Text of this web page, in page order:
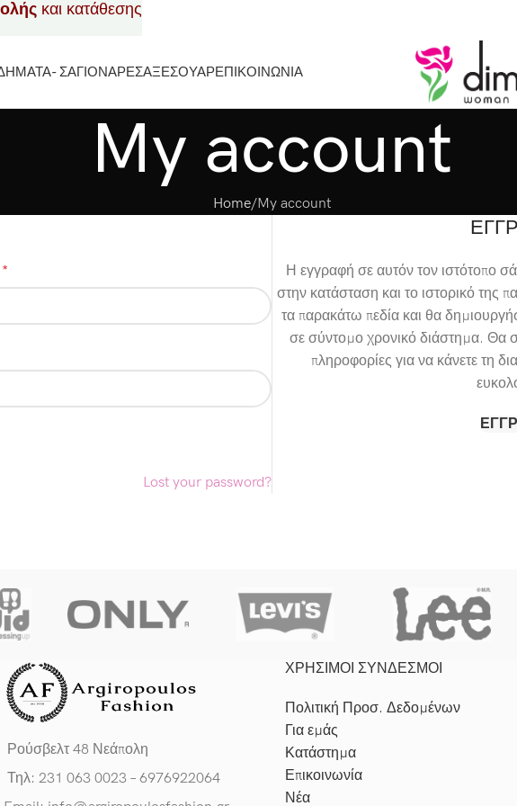
ΣΑΓΙΟΝΑΡΕΣΑΞΕΣΟΥΑΡΕΠΙΚΟΙΝΩΝΙΑ
My account
Home My account
*
Lost your password?
Η εγγραφή σε αυτόν τον ιστότοπο
στην κατάσταση και το ιστορικό
τα παρακάτω πεδία και θα
σε σύντομο χρονικό διάστημα. Θα
πληροφορίες για να κάνετε τη
Ρούσβελτ 48 Νεάπολη
Τηλ: 231 063 0023 – 6976922064
ΧΡΗΣΙΜΟΙ ΣΥΝΔΕΣΜΟΙ
Πολιτική Προσ. Δεδομένων
Για εμάς
Κατάστημα
Επικοινωνία
Νέα
και κατάθεσης